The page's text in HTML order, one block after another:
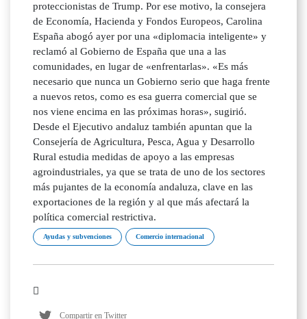
proteccionistas de Trump. Por ese motivo, la consejera
de Economía, Hacienda y Fondos Europeos, Carolina
España abogó ayer por una «diplomacia inteligente» y
reclamó al Gobierno de España que una a las
comunidades, en lugar de «enfrentarlas». «Es más
necesario que nunca un Gobierno serio que haga frente
a nuevos retos, como es esa guerra comercial que se
nos viene encima en las próximas horas», sugirió.
Desde el Ejecutivo andaluz también apuntan que la
Consejería de Agricultura, Pesca, Agua y Desarrollo
Rural estudia medidas de apoyo a las empresas
agroindustriales, ya que se trata de uno de los sectores
más pujantes de la economía andaluza, clave en las
exportaciones de la región y al que más afectará la
política comercial restrictiva.
Ayudas y subvenciones Comercio internacional
Compartir en Twitter